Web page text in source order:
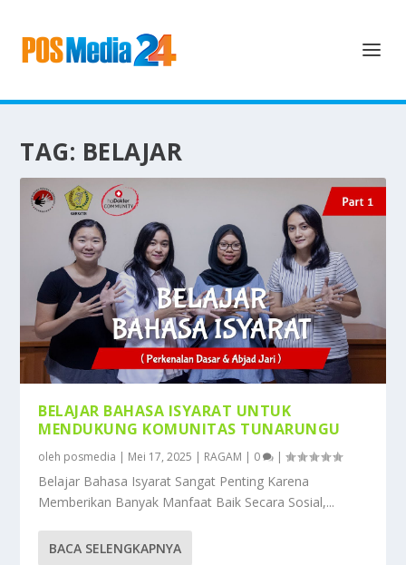
TAG: BELAJAR
BELAJAR BAHASA ISYARAT UNTUK
MENDUKUNG KOMUNITAS TUNARUNGU
oleh posmedia | Mei 17, 2025 | RAGAM | 0 |
Belajar Bahasa Isyarat Sangat Penting Karena
Memberikan Banyak Manfaat Baik Secara Sosial,...
BACA SELENGKAPNYA